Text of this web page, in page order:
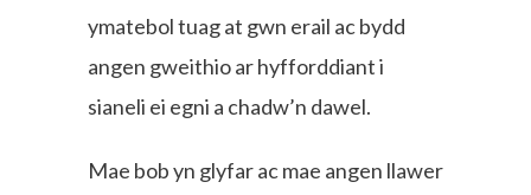
ymatebol tuag at gwn erail ac bydd
angen gweithio ar hyfforddiant i
sianeli ei egni a chadw’n dawel.
Mae bob yn glyfar ac mae angen llawer